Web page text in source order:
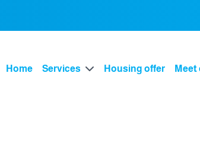
Home Services Housing offer Meet